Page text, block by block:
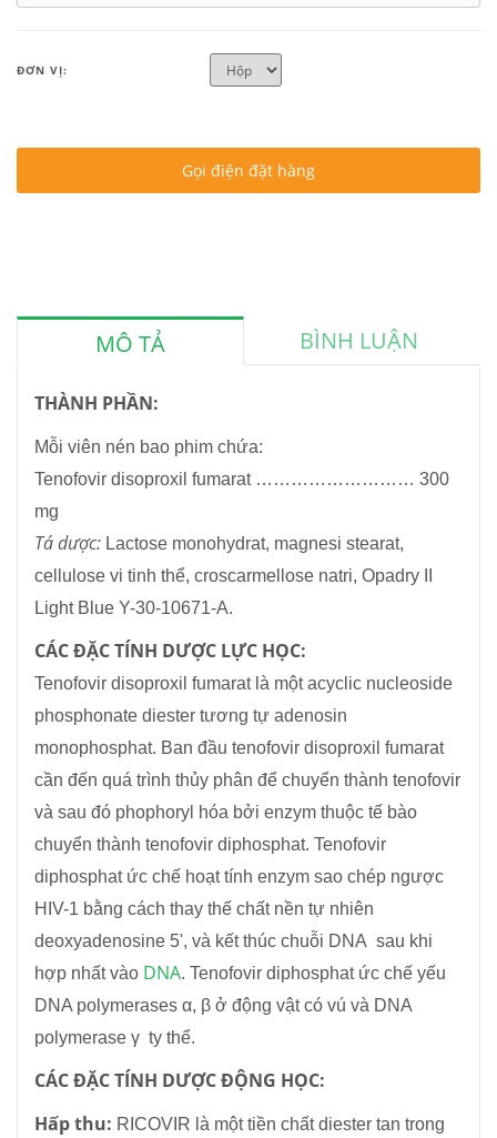
ĐƠN VỊ:
Gọi điện đặt hàng
MÔ TẢ BÌNH LUẬN
THÀNH PHẦN:
Mỗi viên nén bao phim chứa:
Tenofovir disoproxil fumarat ……………………… 300
mg
Tá dược: Lactose monohydrat, magnesi stearat,
cellulose vi tinh thể, croscarmellose natri, Opadry II
Light Blue Y-30-10671-A.
CÁC ĐẶC TÍNH DƯỢC LỰC HỌC:
Tenofovir disoproxil fumarat là một acyclic nucleoside
phosphonate diester tương tự adenosin
monophosphat. Ban đầu tenofovir disoproxil fumarat
cần đến quá trình thủy phân để chuyển thành tenofovir
và sau đó phophoryl hóa bởi enzym thuộc tế bào
chuyển thành tenofovir diphosphat. Tenofovir
diphosphat ức chế hoạt tính enzym sao chép ngược
HIV-1 bằng cách thay thế chất nền tự nhiên
deoxyadenosine 5', và kết thúc chuỗi DNA sau khi
hợp nhất vào DNA. Tenofovir diphosphat ức chế yếu
DNA polymerases α, β ở động vật có vú và DNA
polymerase γ ty thể.
CÁC ĐẶC TÍNH DƯỢC ĐỘNG HỌC:
Hấp thu: RICOVIR là một tiền chất diester tan trong